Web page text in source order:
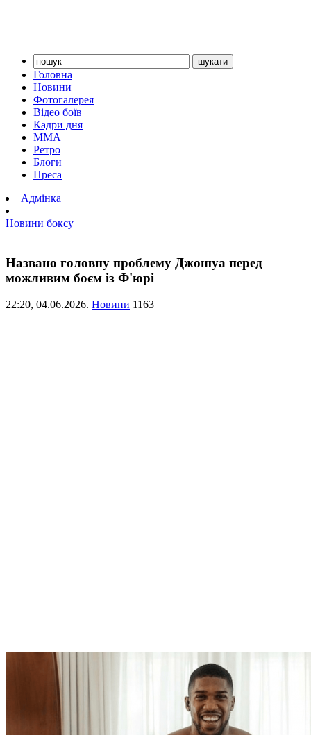
Головна
Новини
Фотогалерея
Відео боїв
Кадри дня
ММА
Ретро
Блоги
Преса
Адмінка
Новини боксу
Названо головну проблему Джошуа перед
можливим боєм із Ф'юрі
22:20, 04.06.2026. Новини 1163